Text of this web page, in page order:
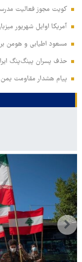
کویت مجوز فعالیت مدرسه
آمریکا اوایل شهریور
مسعود اطیابی و هومن
حذف پسران پینگ‌پنگ
پیام هشدار مقاومت